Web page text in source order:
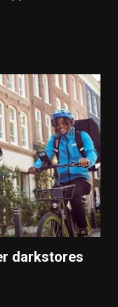
darkstores